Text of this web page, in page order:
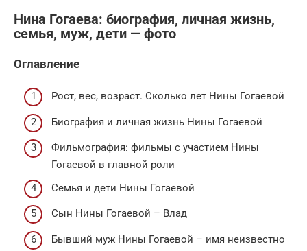
Нина Гогаева: биография, личная жизнь,
семья, муж, дети — фото
Оглавление
Рост, вес, возраст. Сколько лет Нины Гогаевой
Биография и личная жизнь Нины Гогаевой
Фильмография: фильмы с участием Нины
Гогаевой в главной роли
Семья и дети Нины Гогаевой
Сын Нины Гогаевой – Влад
Бывший муж Нины Гогаевой – имя неизвестно